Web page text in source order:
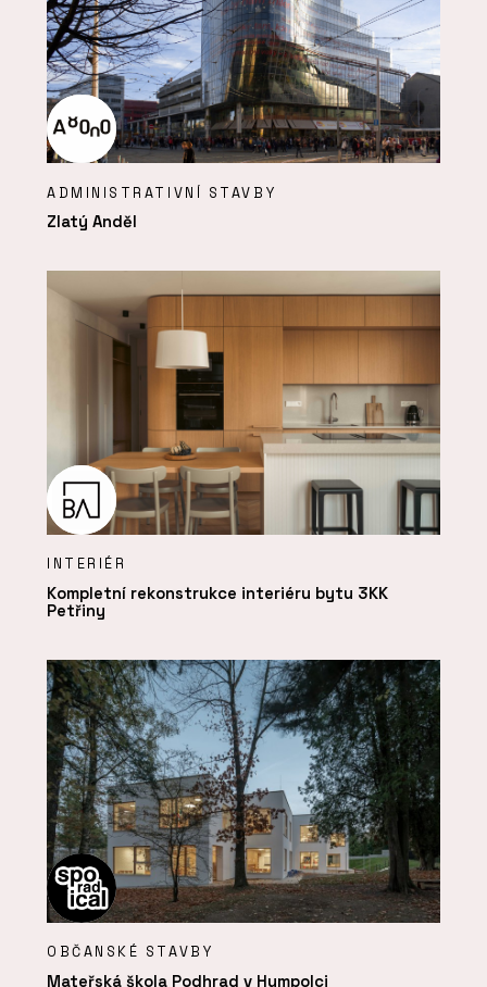
ADMINISTRATIVNÍ STAVBY
Zlatý Anděl
INTERIÉR
Kompletní rekonstrukce interiéru bytu 3KK
Petřiny
OBČANSKÉ STAVBY
Mateřská škola Podhrad v Humpolci